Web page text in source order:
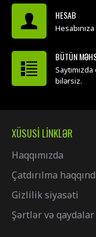
HESAB
BÜTÜN
bilərsiz.
XÜSUSI LINKLƏR
Haqqımızda
Çatdırılma
Gizlilik siyasəti
Şərtlər və qaydalar